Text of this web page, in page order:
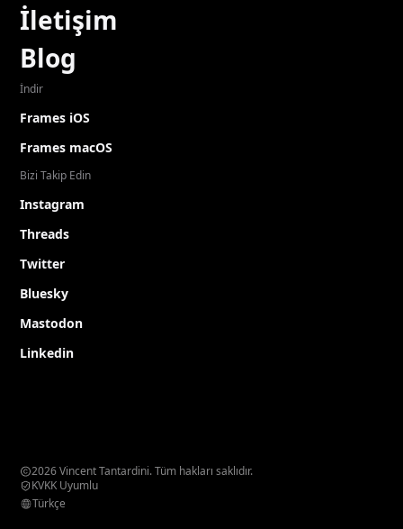
İletişim
Blog
İndir
Frames iOS
Frames macOS
Bizi Takip Edin
Instagram
Threads
Twitter
Bluesky
Mastodon
Linkedin
2026 Vincent Tantardini. Tüm hakları saklıdır.
KVKK Uyumlu
Türkçe